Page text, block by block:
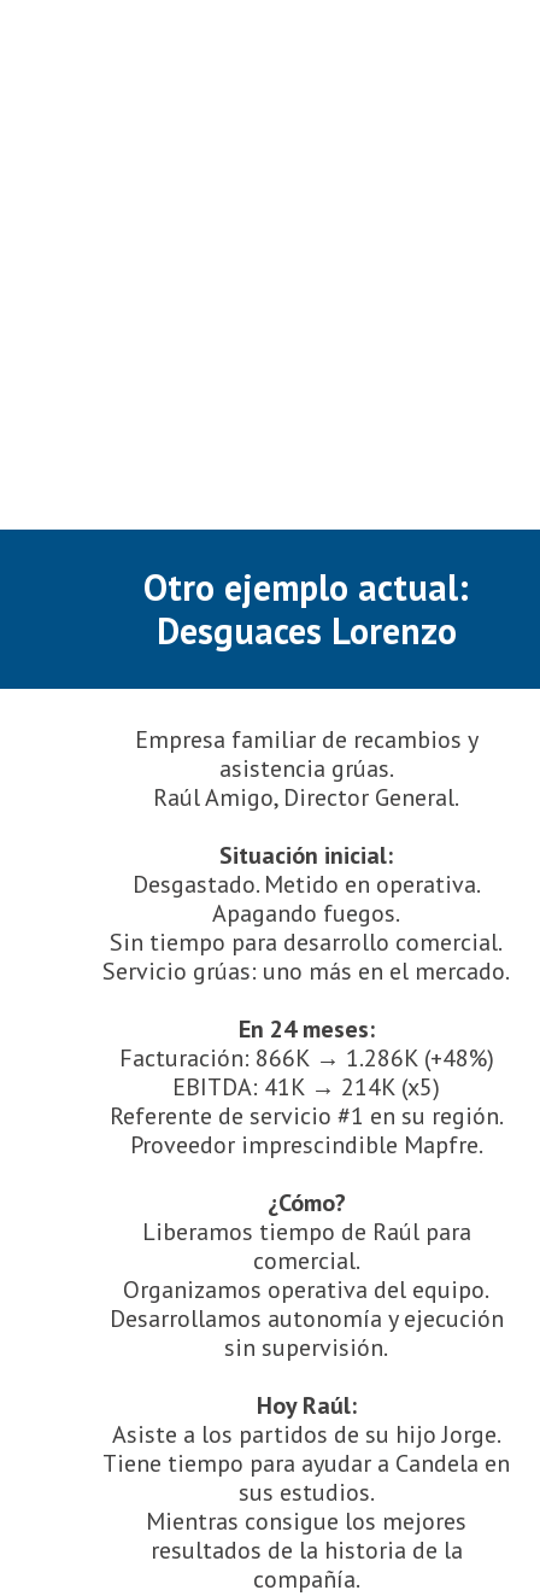
Otro ejemplo actual:
Desguaces Lorenzo
Empresa familiar de recambios y
asistencia grúas.
Raúl Amigo, Director General.
Situación inicial:
Desgastado. Metido en operativa.
Apagando fuegos.
Sin tiempo para desarrollo comercial.
Servicio grúas: uno más en el mercado.
En 24 meses:
Facturación: 866K → 1.286K (+48%)
EBITDA: 41K → 214K (x5)
Referente de servicio #1 en su región.
Proveedor imprescindible Mapfre.
¿Cómo?
Liberamos tiempo de Raúl para
comercial.
Organizamos operativa del equipo.
Desarrollamos autonomía y ejecución
sin supervisión.
Hoy Raúl:
Asiste a los partidos de su hijo Jorge.
Tiene tiempo para ayudar a Candela en
sus estudios.
Mientras consigue los mejores
resultados de la historia de la
compañía.